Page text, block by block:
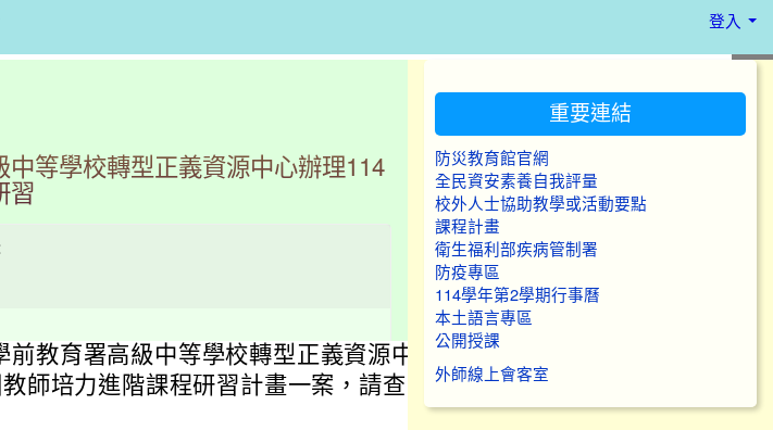
登入
等學校轉型正義資源中心辦理114
習
前教育署高級中等學校轉型正義資源中
師培力進階課程研習計畫一案，請查
重要連結
防災教育館官網
全民資安素養自我評量
校外人士協助教學或活動要點
課程計畫
衛生福利部疾病管制署
防疫專區
114學年第2學期行事曆
本土語言專區
公開授課
外師線上會客室